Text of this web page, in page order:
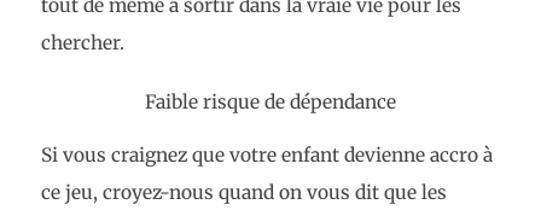
tout de même à sortir dans la vraie vie pour les
chercher.
Faible risque de dépendance
Si vous craignez que votre enfant devienne accro à
ce jeu, croyez-nous quand on vous dit que les